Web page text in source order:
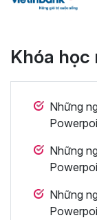
Khóa học
Những
Những
Những